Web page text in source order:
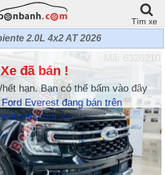
Tìm xe
2.0L 4x2 AT 2026
Xe đã bán !
hạn. Bạn có thể bấm vào đây
Everest đang bán trên
>>
Mã: 6326210